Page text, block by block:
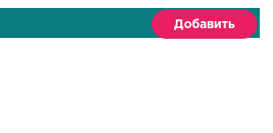
Добавить